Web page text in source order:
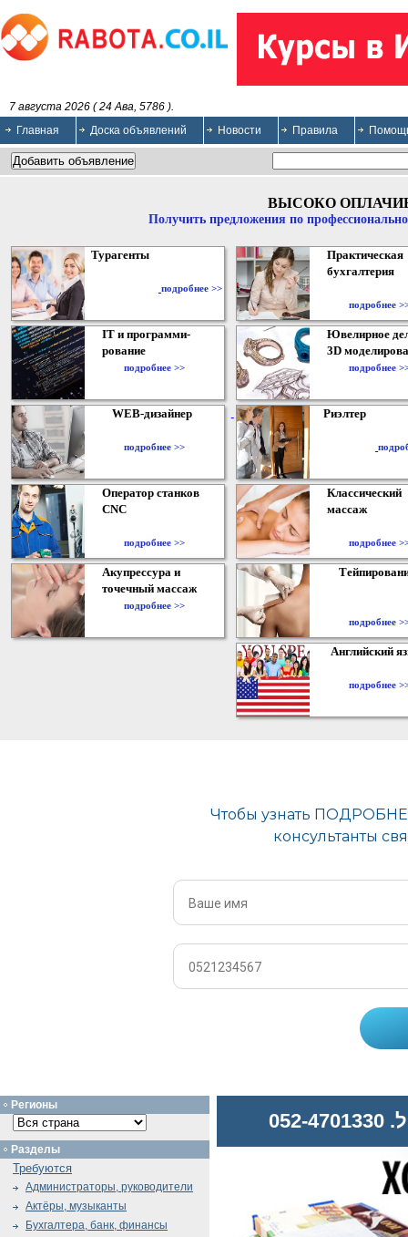
7 августа 2026 ( 24 Ава, 5786 ).
Главная
Доска объявлений Новости Правила
ВЫСОКО
Получить предложения по
Турагенты
подробнее >>
Практическая
бухгалтерия
подробнее
IT и программи-
рование
подробнее >>
Ювелирное
3D
подробнее
WEB-дизайнер
подробнее >>
Риэлтер
Оператор станков
CNC
подробнее >>
Классический
массаж
подробнее
Акупрессура и
точечный массаж
подробнее >>
подробнее
Английский
подробнее
Регионы
Разделы
Требуются
Администраторы, руководители
Актёры, музыканты
Бухгалтера, банк, финансы